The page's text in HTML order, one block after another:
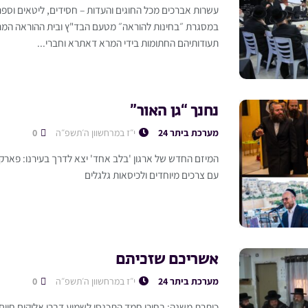
עשרות אברכים מכל החוגים והעדות – חסידים, ליטאים
במסגרת ״בחינות להוראה״ מטעם הבד"ץ ובית ההוראה
תעודותיהם החתומות בידי המרא דאתרא וחברי...
נחנך “גן האור”
מערכת ביתר 24 י״ז במרחשוון ה׳תשפ״ה
המיזם החדש של ארגון 'בלב אחד' יצא לדרך בעירנו: פארק
עם צרכים מיוחדים ולכיסאות גלגלים
אשריכם שזכיתם
מערכת ביתר 24 י״ז במרחשוון ה׳תשפ״ה